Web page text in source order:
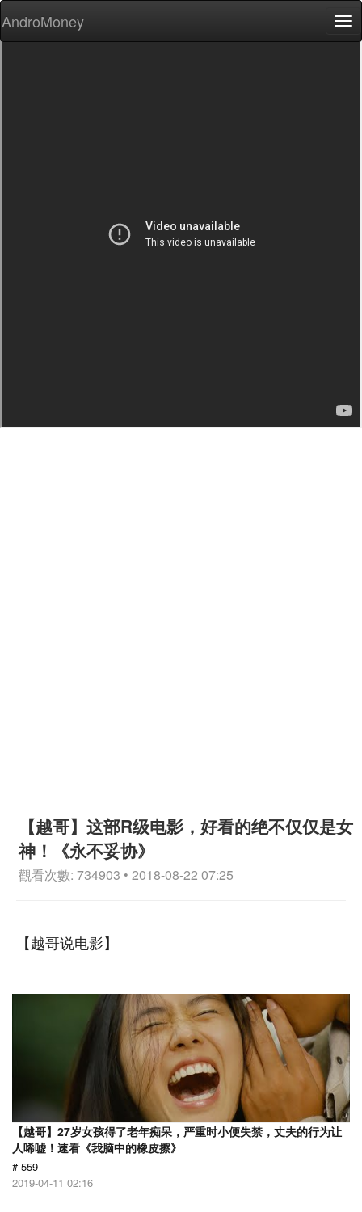
AndroMoney
【越哥】这部R级电影，好看的绝不仅仅是女
神！《永不妥协》
觀看次數: 734903 • 2018-08-22 07:25
【越哥说电影】
【越哥】27岁女孩得了老年痴呆，严重时小便失禁，丈夫的行为让
人唏嘘！速看《我脑中的橡皮擦》
# 559
2019-04-11 02:16